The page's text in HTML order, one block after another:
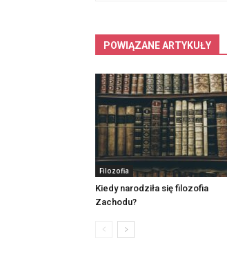
POWIĄZANE ARTYKUŁY
Filozofia
Kiedy narodziła się filozofia
Zachodu?